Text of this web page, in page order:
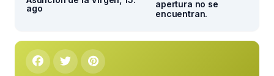
ago
apertura no se
encuentran.